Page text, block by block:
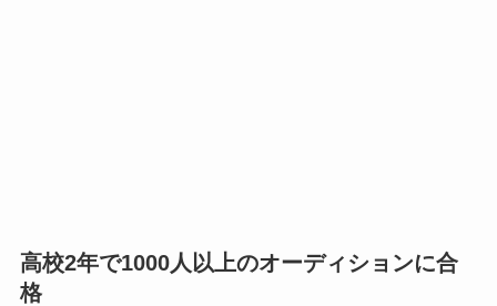
高校2年で1000人以上のオーディションに合
格